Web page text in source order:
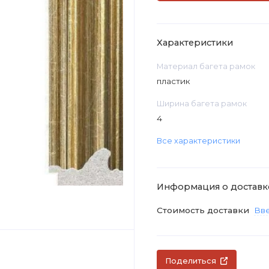
Характеристики
Материал багета рамок
пластик
Ширина багета рамок
4
Все характеристики
Информация о
Стоимость доставки
Поделиться